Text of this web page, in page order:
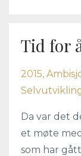
Tid for
2015
Da var det
et møte
som har